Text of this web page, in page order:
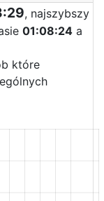
, najszybszy
01:08:24 a
które